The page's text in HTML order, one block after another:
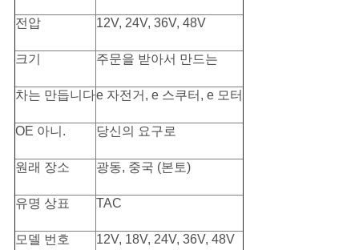
전압 12V, 24V, 36V, 48V
크기 주문을 받아서 만드는
차는 만듭니다e 자전거, e 스쿠터, e 모터
OE 아니. 당신의 요구로
원래 장소 광동, 중국 (본토)
유명 상표 TAC
모델 번호 12V, 18V, 24V, 36V, 48V